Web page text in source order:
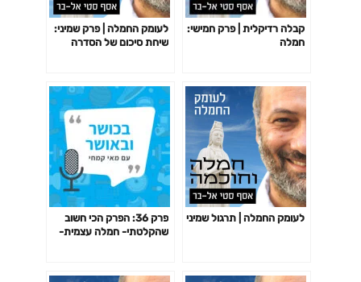
קבלה רדיקלית | פרק חמישי:
חמלה
לעומק החמלה | פרק שמיני:
שיחת סיכום של הסדרה
לעומק החמלה | תרגול שמיני
פרק 36: הפרק הכי חשוב
שהקלטתי- חמלה עצמית-